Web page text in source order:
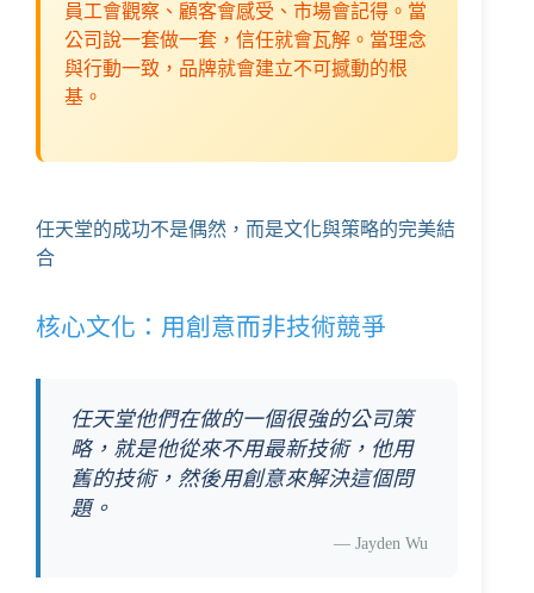
員工會觀察、顧客會感受、市場會記得。當
公司說一套做一套，信任就會瓦解。當理念
與行動一致，品牌就會建立不可撼動的根
基。
任天堂的成功不是偶然，而是文化與策略的完美結
合
核心文化：用創意而非技術競爭
任天堂他們在做的一個很強的公司策
略，就是他從來不用最新技術，他用
舊的技術，然後用創意來解決這個問
題。
—Jayden Wu